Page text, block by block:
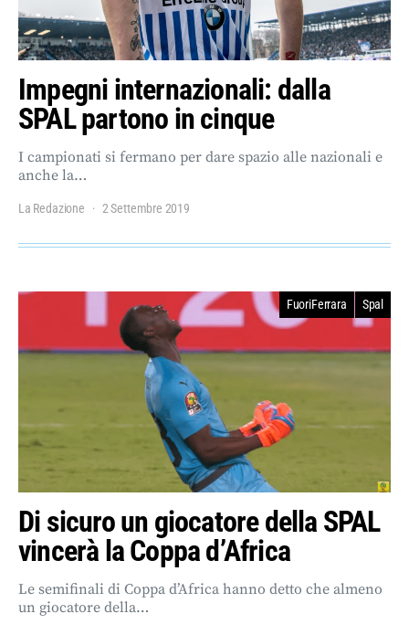
Impegni internazionali: dalla
SPAL partono in cinque
I campionati si fermano per dare spazio alle nazionali e
anche la…
La Redazione 2 Settembre 2019
FuoriFerrara Spal
Di sicuro un giocatore della SPAL
vincerà la Coppa d’Africa
Le semifinali di Coppa d’Africa hanno detto che almeno
un giocatore della…